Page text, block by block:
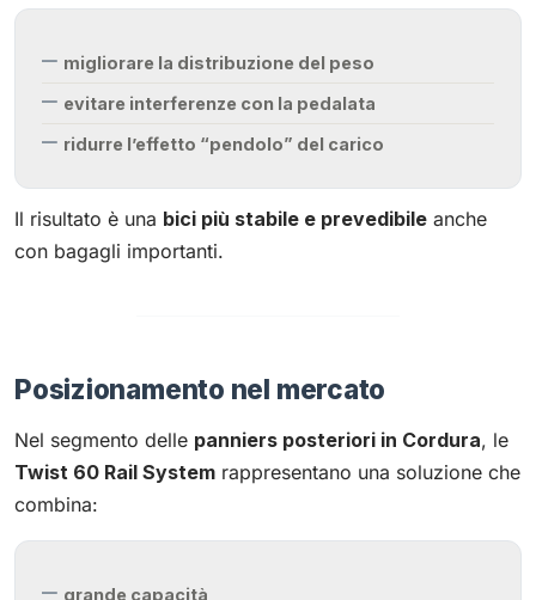
migliorare la distribuzione del peso
evitare interferenze con la pedalata
ridurre l’effetto “pendolo” del carico
Il risultato è una bici più stabile e prevedibile anche
con bagagli importanti.
Posizionamento nel mercato
Nel segmento delle panniers posteriori in Cordura, le
Twist 60 Rail System rappresentano una soluzione che
combina:
grande capacità